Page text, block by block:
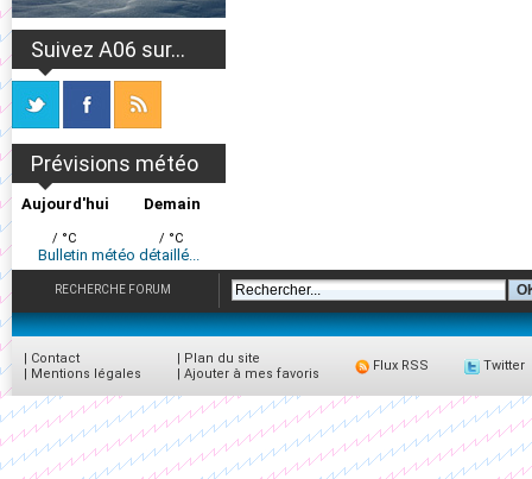
Suivez A06 sur...
Prévisions météo
Aujourd'hui
/ °C
Demain
/ °C
Bulletin météo détaillé...
RECHERCHE FORUM
| Contact
| Mentions légales
| Plan du site
| Ajouter à mes favoris
Flux RSS Twitter